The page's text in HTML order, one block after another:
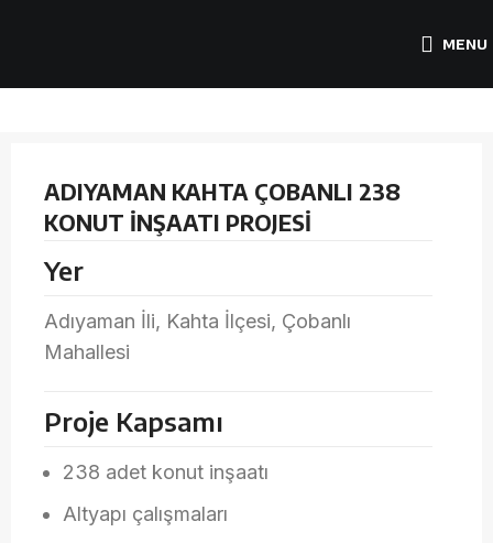
MENU
ADIYAMAN KAHTA ÇOBANLI 238
KONUT İNŞAATI PROJESİ
Yer
Adıyaman İli, Kahta İlçesi, Çobanlı
Mahallesi
Proje Kapsamı
238 adet konut inşaatı
Altyapı çalışmaları